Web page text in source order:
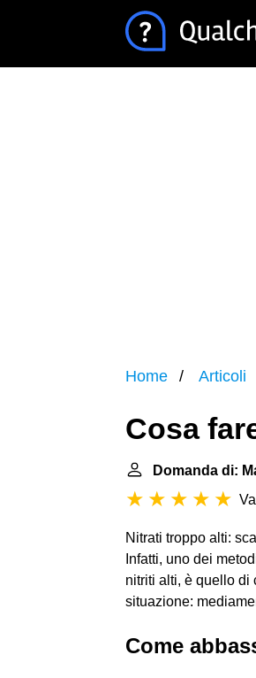
Home Articoli
Cosa
Domanda di:
Nitrati troppo alti:
Infatti, uno dei
nitriti alti, è quello di
situazione:
Come